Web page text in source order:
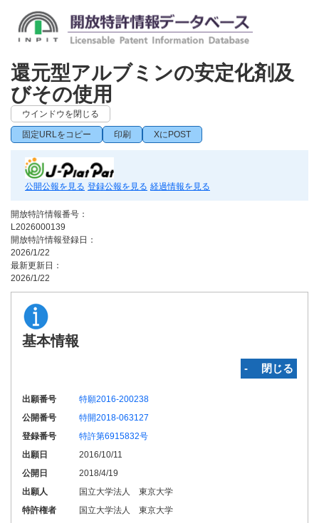
還元型アルブミンの安定化剤及
びその使用
ウインドウを閉じる
固定URLをコピー 印刷 XにPOST
公開公報を見る 登録公報を見る 経過情報を見る
開放特許情報番号：
L2026000139
開放特許情報登録日：
2026/1/22
最新更新日：
2026/1/22
基本情報
‐ 閉じる
出願番号
特願2016-200238
公開番号
特開2018-063127
登録番号
特許第6915832号
出願日
2016/10/11
公開日
2018/4/19
出願人
国立大学法人 東京大学
特許権者
国立大学法人 東京大学